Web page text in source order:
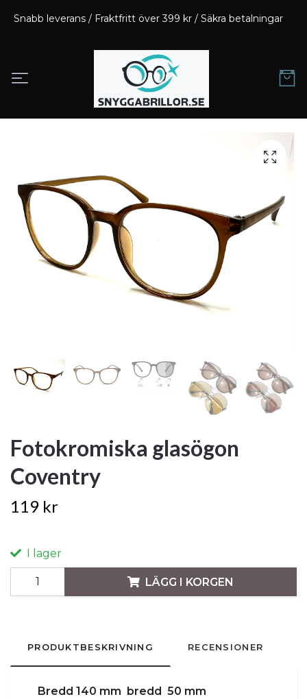
Snabb leverans / Fraktfritt över 399 kr / Säkra betalningar
Fotokromiska glasögon
Coventry
119 kr
I lager
LÄGG I KORGEN
PRODUKTBESKRIVNING RECENSIONER
Bredd 140 mm bredd 50 mm